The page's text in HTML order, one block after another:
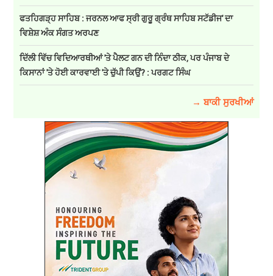
ਫਤਹਿਗੜ੍ਹ ਸਾਹਿਬ : ਜਰਨਲ ਆਫ ਸ੍ਰੀ ਗੁਰੂ ਗ੍ਰੰਥ ਸਾਹਿਬ ਸਟੱਡੀਜ' ਦਾ
ਵਿਸ਼ੇਸ਼ ਅੰਕ ਸੰਗਤ ਅਰਪਣ
ਦਿੱਲੀ ਵਿੱਚ ਵਿਦਿਆਰਥੀਆਂ 'ਤੇ ਪੈਲਟ ਗਨ ਦੀ ਨਿੰਦਾ ਠੀਕ, ਪਰ ਪੰਜਾਬ ਦੇ
ਕਿਸਾਨਾਂ 'ਤੇ ਹੋਈ ਕਾਰਵਾਈ 'ਤੇ ਚੁੱਪੀ ਕਿਉਂ? : ਪਰਗਟ ਸਿੰਘ
→ ਬਾਕੀ ਸੁਰਖੀਆਂ